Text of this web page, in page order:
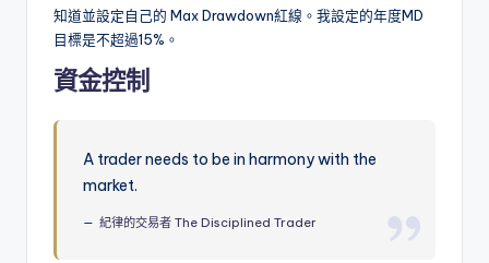
知道並設定自己的 Max Drawdown紅線。我設定的年度MD
目標是不超過15%。
資金控制
A trader needs to be in harmony with the
market.
紀律的交易者 The Disciplined Trader